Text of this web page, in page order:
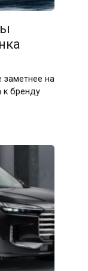
заметнее на
к бренду